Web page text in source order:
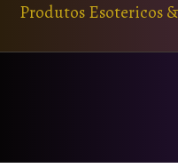
Produtos Esotericos